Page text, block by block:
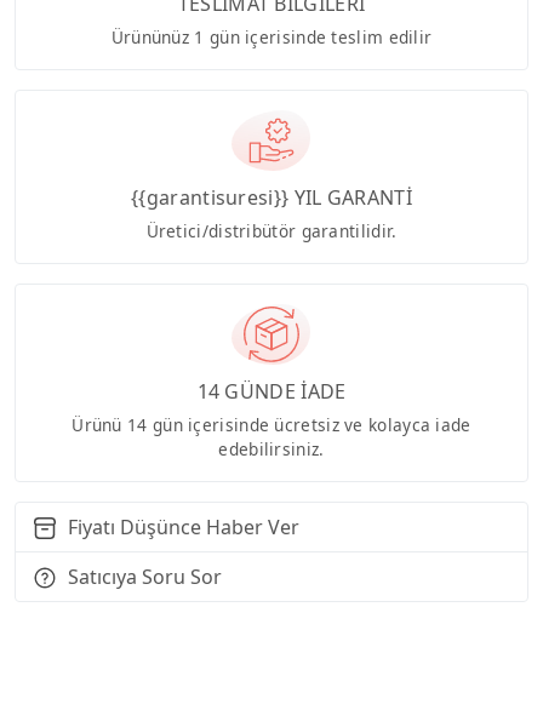
Ürününüz 1 gün içerisinde teslim edilir
{{garantisuresi}} YIL GARANTİ
Üretici/distribütör garantilidir.
14 GÜNDE İADE
Ürünü 14 gün içerisinde ücretsiz ve kolayca iade
edebilirsiniz.
Fiyatı Düşünce Haber Ver
Satıcıya Soru Sor